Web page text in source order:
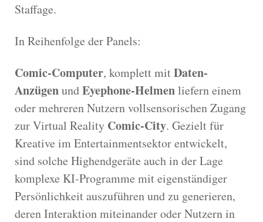
Staffage.
In Reihenfolge der Panels:
Comic-Computer, komplett mitDaten-
AnzügenundEyephone-Helmenliefern einem
oder mehreren Nutzern vollsensorischen Zugang
zur Virtual Reality Comic-City. Gezielt für
Kreative im Entertainmentsektor entwickelt,
sind solche Highendgeräte auch in der Lage
komplexe KI-Programme mit eigenständiger
Persönlichkeit auszuführen und zu generieren,
deren Interaktion miteinander oder Nutzern in